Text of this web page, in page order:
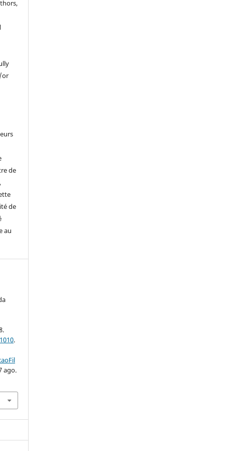
or
de
de
au
.
ago.